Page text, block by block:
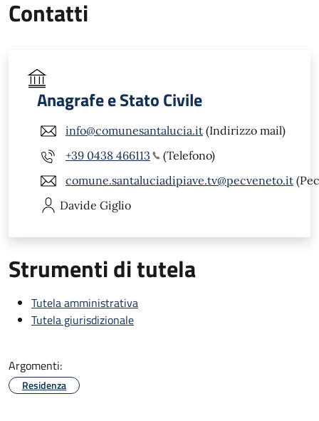
Contatti
Anagrafe e Stato Civile
info@comunesantalucia.it (Indirizzo mail)
+39 0438 466113
(Telefono)
comune.santaluciadipiave.tv@pecveneto.it
Davide Giglio
Strumenti di tutela
Tutela amministrativa
Tutela giurisdizionale
Argomenti:
Residenza